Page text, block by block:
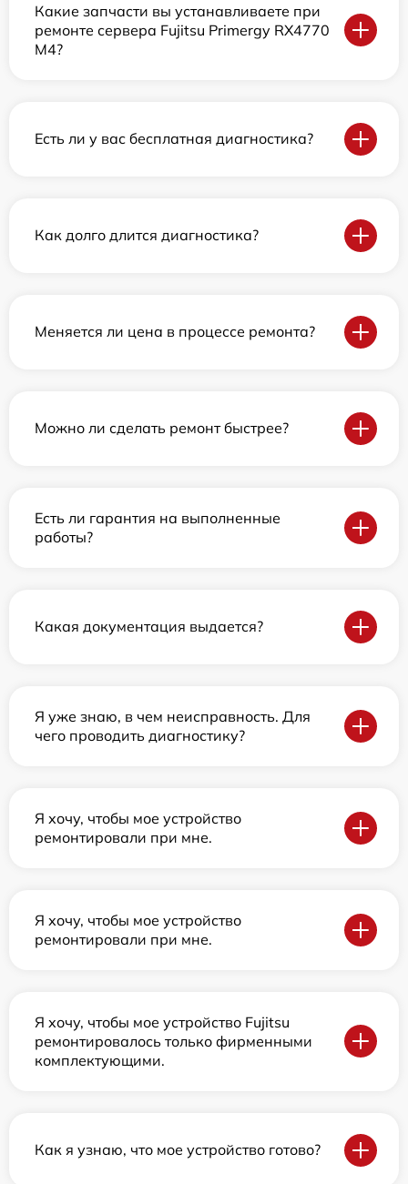
Какие запчасти вы устанавливаете при
ремонте сервера Fujitsu Primergy RX4770
M4?
Есть ли у вас бесплатная диагностика?
Как долго длится диагностика?
Меняется ли цена в процессе ремонта?
Можно ли сделать ремонт быстрее?
Есть ли гарантия на выполненные
работы?
Какая документация выдается?
Я уже знаю, в чем неисправность. Для
чего проводить диагностику?
Я хочу, чтобы мое устройство
ремонтировали при мне.
Я хочу, чтобы мое устройство
ремонтировали при мне.
Я хочу, чтобы мое устройство Fujitsu
ремонтировалось только фирменными
комплектующими.
Как я узнаю, что мое устройство готово?